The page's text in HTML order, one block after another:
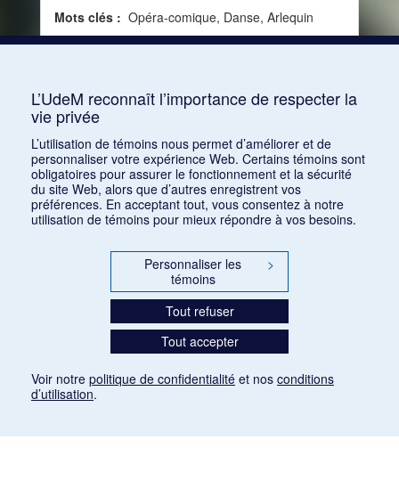
Mots clés : Opéra-comique, Danse, Arlequin
1 2 3 4 5 … 1168
L’UdeM reconnaît l’importance de respecter la
vie privée
L’utilisation de témoins nous permet d’améliorer et de
personnaliser votre expérience Web. Certains témoins sont
obligatoires pour assurer le fonctionnement et la sécurité
du site Web, alors que d’autres enregistrent vos
préférences. En acceptant tout, vous consentez à notre
utilisation de témoins pour mieux répondre à vos besoins.
Personnaliser les
témoins
>
Tout refuser
Tout accepter
Voir notre politique de confidentialité et nos conditions
d’utilisation.